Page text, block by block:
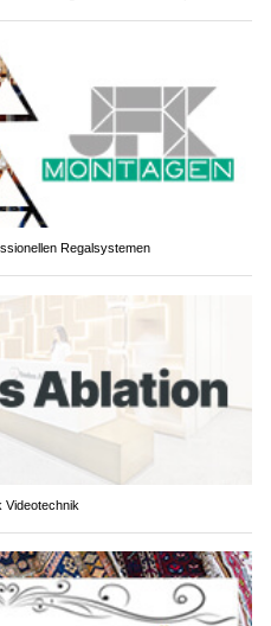
Regalsystemen
Videotechnik